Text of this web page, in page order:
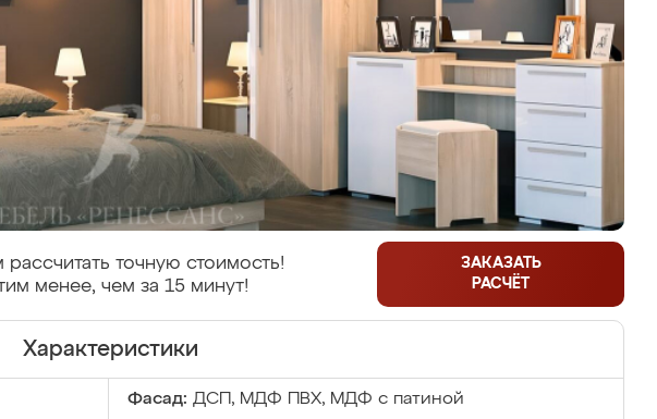
точную стоимость!
менее, чем за 15 минут!
ЗАКАЗАТЬ
РАСЧЁТ
Характеристики
Фасад: ДСП, МДФ ПВХ, МДФ с патиной